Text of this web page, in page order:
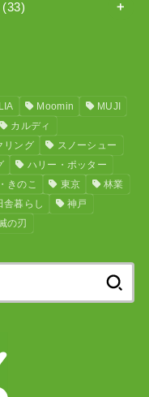
(33)
Moomin
MUJI
カルディ
リング
スノーシュー
ハリー・ポッター
きのこ 東京
林業
舎暮らし
神戸
の刃